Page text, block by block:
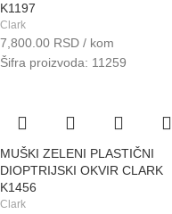
K1197
Clark
7,800.00 RSD / kom
Šifra proizvoda: 11259
MUŠKI ZELENI PLASTIČNI
DIOPTRIJSKI OKVIR CLARK
K1456
Clark